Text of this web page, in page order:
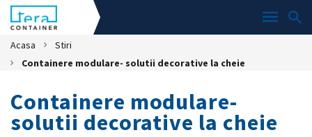
Acasa
Stiri
Containere modulare- solutii decorative la cheie
Containere modulare-
solutii decorative la cheie